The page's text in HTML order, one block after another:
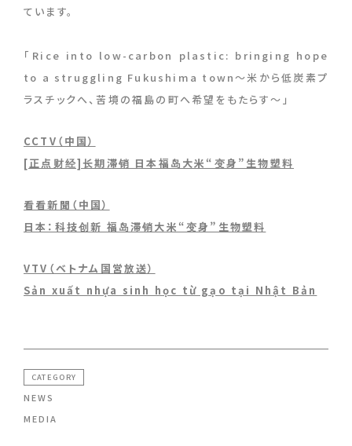
ています。
「Rice into low-carbon plastic: bringing hope
to a struggling Fukushima town～米から低炭素プ
ラスチックへ、苦境の福島の町へ希望をもたらす～」
CCTV（中国）
[正点财经]长期滞销 日本福岛大米“变身”生物塑料
看看新聞（中国）
日本：科技创新 福岛滞销大米“变身”生物塑料
VTV（ベトナム国営放送）
Sản xuất nhựa sinh học từ gạo tại Nhật Bản
CATEGORY
NEWS
MEDIA